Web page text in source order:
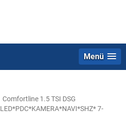
Menü
Comfortline 1.5 TSI DSG
7-